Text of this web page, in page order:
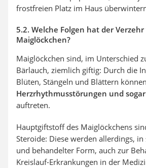
frostfreien Platz im Haus
5.2. Welche Folgen hat der Verzehr
Maiglöckchen?
Maiglöckchen sind, im Unterschied
Bärlauch, ziemlich giftig: Durch die
Blüten, Stängeln und Blättern können
Herzrhythmusstörungen und
auftreten.
Hauptgiftstoff des Maiglöckchens
Steroide: Diese werden allerdings,
und behandelter Form, auch zur
Kreislauf-Erkrankungen in der